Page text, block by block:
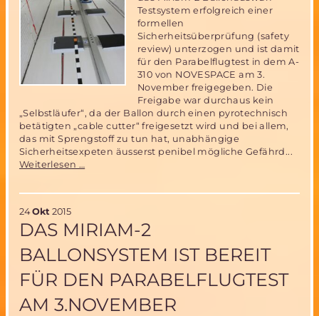
Testsystem erfolgreich einer
formellen
Sicherheitsüberprüfung (safety
review) unterzogen und ist damit
für den Parabelflugtest in dem A-
310 von NOVESPACE am 3.
November freigegeben. Die
Freigabe war durchaus kein
„Selbstläufer“, da der Ballon durch einen pyrotechnisch
betätigten „cable cutter“ freigesetzt wird und bei allem,
das mit Sprengstoff zu tun hat, unabhängige
Sicherheitsexpeten äusserst penibel mögliche Gefährd...
Weiterlesen …
flight“
den
am
24 Okt 2015
DAS MIRIAM-2
BALLONSYSTEM IST BEREIT
FÜR DEN PARABELFLUGTEST
AM 3.NOVEMBER